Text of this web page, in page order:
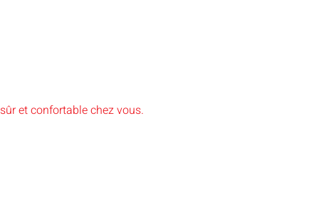
et confortable chez vous.